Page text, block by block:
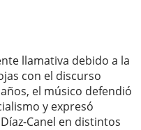
llamativa debido a la
con el discurso
el músico defendió
y expresó
Canel en distintos